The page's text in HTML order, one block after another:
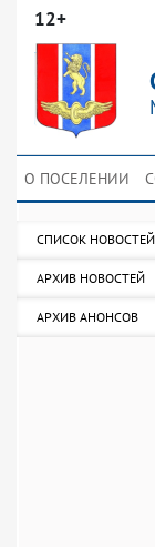
12+
О ПОСЕЛЕНИИ
СПИСОК НОВОСТЕЙ
АРХИВ НОВОСТЕЙ
АРХИВ АНОНСОВ